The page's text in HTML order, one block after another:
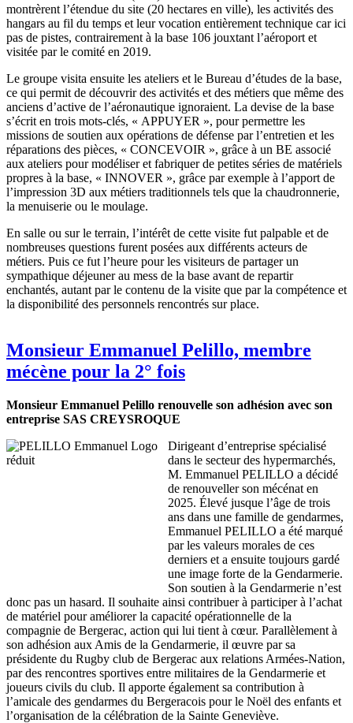
montrèrent l’étendue du site (20 hectares en ville), les activités des
hangars au fil du temps et leur vocation entièrement technique car ici
pas de pistes, contrairement à la base 106 jouxtant l’aéroport et
visitée par le comité en 2019.
Le groupe visita ensuite les ateliers et le Bureau d’études de la base,
ce qui permit de découvrir des activités et des métiers que même des
anciens d’active de l’aéronautique ignoraient. La devise de la base
s’écrit en trois mots-clés, « APPUYER », pour permettre les
missions de soutien aux opérations de défense par l’entretien et les
réparations des pièces, « CONCEVOIR », grâce à un BE associé
aux ateliers pour modéliser et fabriquer de petites séries de matériels
propres à la base, « INNOVER », grâce par exemple à l’apport de
l’impression 3D aux métiers traditionnels tels que la chaudronnerie,
la menuiserie ou le moulage.
En salle ou sur le terrain, l’intérêt de cette visite fut palpable et de
nombreuses questions furent posées aux différents acteurs de
métiers. Puis ce fut l’heure pour les visiteurs de partager un
sympathique déjeuner au mess de la base avant de repartir
enchantés, autant par le contenu de la visite que par la compétence et
la disponibilité des personnels rencontrés sur place.
Monsieur Emmanuel Pelillo, membre
mécène pour la 2° fois
Monsieur Emmanuel Pelillo renouvelle son adhésion avec son
entreprise SAS CREYSROQUE
Dirigeant d’entreprise spécialisé
dans le secteur des hypermarchés,
M. Emmanuel PELILLO a décidé
de renouveller son mécénat en
2025. Élevé jusque l’âge de trois
ans dans une famille de gendarmes,
Emmanuel PELILLO a été marqué
par les valeurs morales de ces
derniers et a ensuite toujours gardé
une image forte de la Gendarmerie.
Son soutien à la Gendarmerie n’est
donc pas un hasard. Il souhaite ainsi contribuer à participer à l’achat
de matériel pour améliorer la capacité opérationnelle de la
compagnie de Bergerac, action qui lui tient à cœur. Parallèlement à
son adhésion aux Amis de la Gendarmerie, il œuvre par sa
présidente du Rugby club de Bergerac aux relations Armées-Nation,
par des rencontres sportives entre militaires de la Gendarmerie et
joueurs civils du club. Il apporte également sa contribution à
l’amicale des gendarmes du Bergeracois pour le Noël des enfants et
l’organisation de la célébration de la Sainte Geneviève.